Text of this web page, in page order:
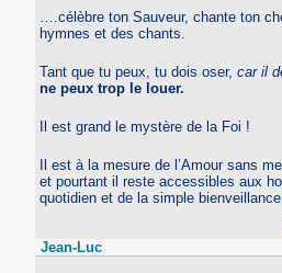
….célèbre ton Sauveur, chante ton
hymnes et des chants.
Tant que tu peux, tu dois oser,car il
ne peux trop le louer.
Il est grand le mystère de la Foi !
Il est à la mesure de l’Amour sans
et pourtant il reste accessibles aux
quotidien et de la simple bienveillance
Jean-Luc